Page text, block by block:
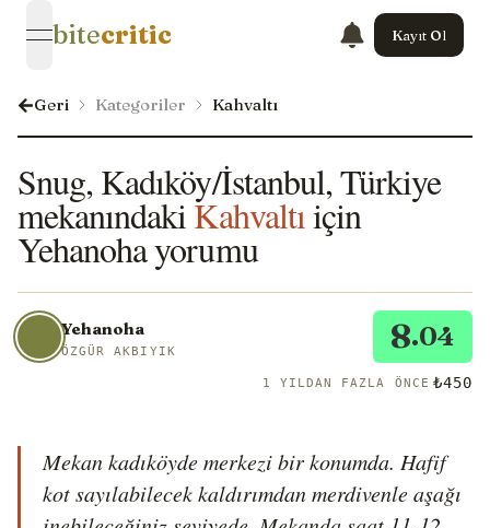
open navigation menu
bitecritic Kayıt Ol
Geri Kategoriler Kahvaltı
Snug, Kadıköy/İstanbul, Türkiye
mekanındakiKahvaltıiçin
Yehanoha yorumu
Yehanoha
ÖZGÜR AKBIYIK 8.04
1 YILDAN FAZLA ÖNCE ₺450
Mekan kadıköyde merkezi bir konumda. Hafif
kot sayılabilecek kaldırımdan merdivenle aşağı